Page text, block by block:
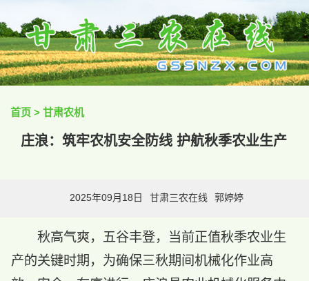
首页 > 甘肃农机
庄浪：筑牢农机安全防线 护航秋季农业生产
2025年09月18日 甘肃三农在线 郭婷婷
秋高气爽，五谷丰登，当前正值秋季农业生
产的关键时期，为确保三秋期间机械化作业高